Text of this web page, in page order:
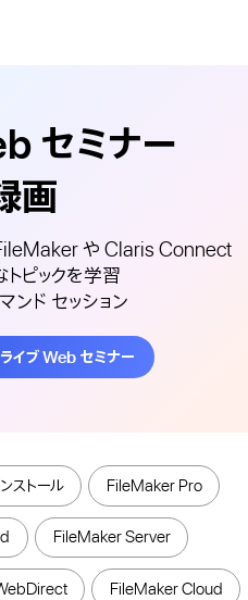
セミナー
画
や Claris Connect
ピックを学習
ンド セッション
イブ Web セミナー
ストール FileMaker Pro
FileMaker Server
FileMaker Cloud